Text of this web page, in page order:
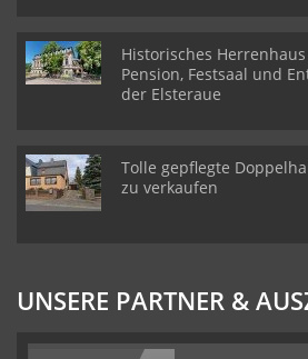
Historisches
Pension, Festsaal und
der Elsteraue
Tolle gepflegte
zu verkaufen
UNSERE PARTNER &